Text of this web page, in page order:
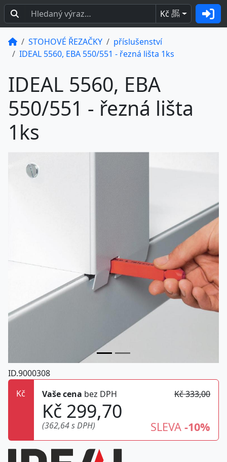
Kč BEZ
DPH
STOHOVÉ ŘEZAČKY
příslušenství
IDEAL 5560, EBA 550/551 - řezná lišta 1ks
IDEAL 5560, EBA
550/551 - řezná lišta
1ks
ID.9000308
Kč
Vaše cena bez DPH Kč 333,00
Kč 299,70
(362,64 s DPH) SLEVA -10%